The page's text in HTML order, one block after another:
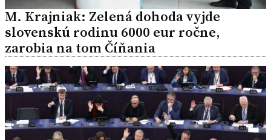
M. Krajniak: Zelená dohoda vyjde
slovenskú rodinu 6000 eur ročne,
zarobia na tom Číňania